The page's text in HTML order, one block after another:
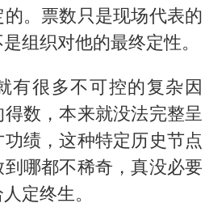
。票数只是现场代表的
组织对他的最终定性。
有很多不可控的复杂因
数，本来就没法完整呈
绩，这种特定历史节点
哪都不稀奇，真没必要
定终生。